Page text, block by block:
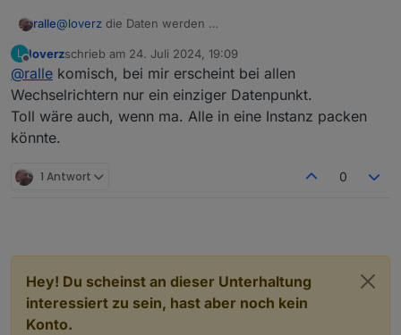
ralle@loverz die Daten werden
doch beim deveidc auch mitgeteilt
L
Offline
loverzschrieb am 24. Juli 2024, 19:09
zuletzt editiert von
@ralle komisch, bei mir erscheint bei allen
Wechselrichtern nur ein einziger Datenpunkt.
Toll wäre auch, wenn ma. Alle in eine Instanz packen
könnte.
1 Antwort 0
Hey! Du scheinst an dieser Unterhaltung
interessiert zu sein, hast aber noch kein
Konto.